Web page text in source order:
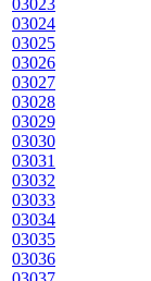
03023
03024
03025
03026
03027
03028
03029
03030
03031
03032
03033
03034
03035
03036